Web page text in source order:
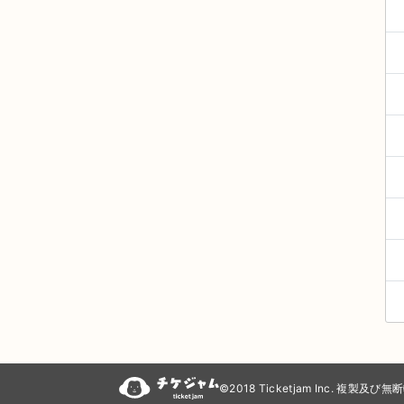
©2018 Ticketjam Inc. 複製及び無断